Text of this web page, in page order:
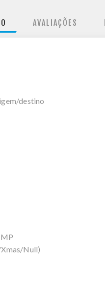
AVALIAÇÕES
destino
Null)